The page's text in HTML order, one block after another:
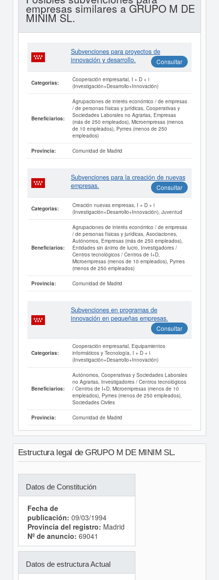
empresas similares a GRUPO M DE
MINIM SL.
Subvenciones para proyectos de
innovación y desarrollo.
Consultar
Categorías:
Cooperación empresarial, I + D + i
(Investigación+Desarrollo+Innovación)
Beneficiarios:
Agrupaciones de interés económico / de empresas
/ de personas físicas y jurídicas, Cooperativas y
Sociedades Laborales no Agrarias, Empresas
(más de 250 empleados), Microempresas (menos
de 10 empleados), Pymes (menos de 250
empleados)
Provincia: Comunidad de Madrid
Subvenciones para la creación de nuevas
empresas.
Consultar
Categorías:
Creación nuevas empresas, I + D + i
(Investigación+Desarrollo+Innovación), Juventud
Beneficiarios:
Agrupaciones de interés económico / de empresas
/ de personas físicas y jurídicas, Asociaciones,
Autónomos, Empresas (más de 250 empleados),
Entidades sin ánimo de lucro, Investigadores /
Centros tecnológicos / Centros de I+D,
Microempresas (menos de 10 empleados), Pymes
(menos de 250 empleados)
Provincia: Comunidad de Madrid
Subvenciones en programas de
innovación en pequeñas empresas.
Consultar
Categorías:
Cooperación empresarial, Equipamientos
informáticos y Tecnología, I + D + i
(Investigación+Desarrollo+Innovación)
Beneficiarios:
Autónomos, Cooperativas y Sociedades Laborales
no Agrarias, Investigadores / Centros tecnológicos
/ Centros de I+D, Microempresas (menos de 10
empleados), Pymes (menos de 250 empleados),
Sociedades Civiles
Provincia: Comunidad de Madrid
Estructura legal de GRUPO M DE MINIM SL.
Datos de Constitución
Fecha de
publicación: 09/03/1994
Provincia del registro: Madrid
Nº de anuncio: 69041
Datos de estructura Actual